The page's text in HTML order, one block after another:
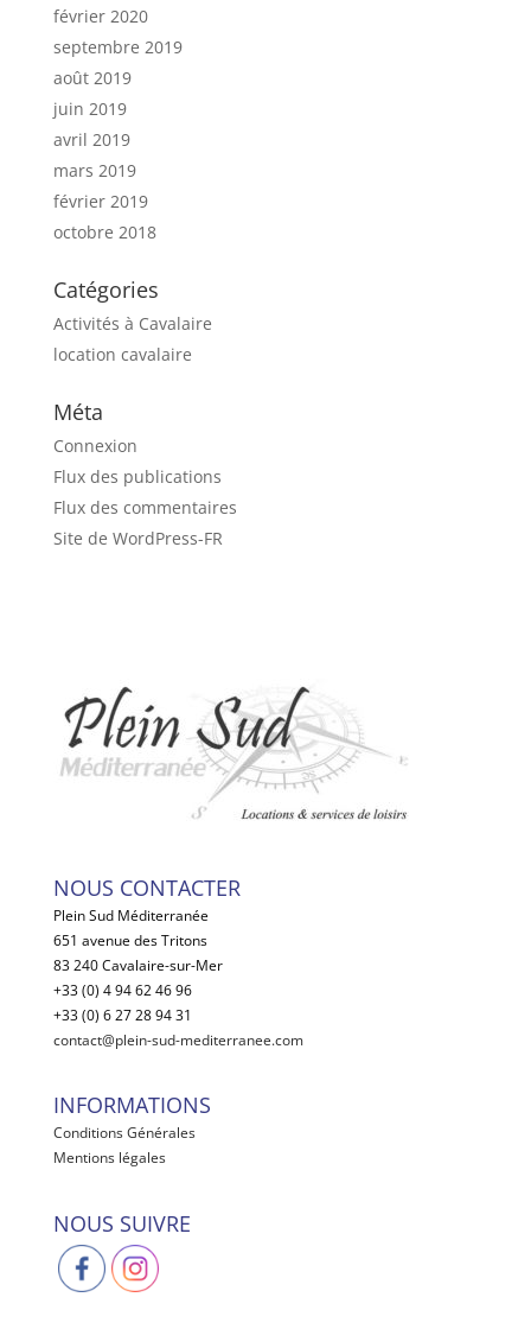
février 2020
septembre 2019
août 2019
juin 2019
avril 2019
mars 2019
février 2019
octobre 2018
Catégories
Activités à Cavalaire
location cavalaire
Méta
Connexion
Flux des publications
Flux des commentaires
Site de WordPress-FR
NOUS CONTACTER
Plein Sud Méditerranée
651 avenue des Tritons
83 240 Cavalaire-sur-Mer
+33 (0) 4 94 62 46 96
+33 (0) 6 27 28 94 31
contact@plein-sud-mediterranee.com
INFORMATIONS
Conditions Générales
Mentions légales
NOUS SUIVRE